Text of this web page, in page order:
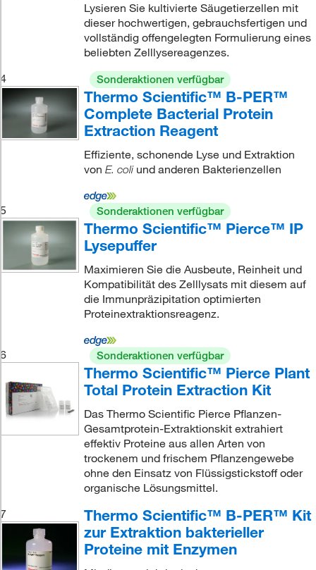
Lysieren Sie kultivierte Säugetierzellen mit
dieser hochwertigen, gebrauchsfertigen und
vollständig offengelegten Formulierung eines
beliebten Zelllysereagenzes.
4
Sonderaktionen verfügbar
Thermo Scientific™ B-PER™
Complete Bacterial Protein
Extraction Reagent
Effiziente, schonende Lyse und Extraktion
von E. coliund anderen Bakterienzellen
5 Sonderaktionen verfügbar
Thermo Scientific™ Pierce™ IP
Lysepuffer
Maximieren Sie die Ausbeute, Reinheit und
Kompatibilität des Zelllysats mit diesem auf
die Immunpräzipitation optimierten
Proteinextraktionsreagenz.
6 Sonderaktionen verfügbar
Thermo Scientific™ Pierce Plant
Total Protein Extraction Kit
Das Thermo Scientific Pierce Pflanzen-
Gesamtprotein-Extraktionskit extrahiert
effektiv Proteine aus allen Arten von
trockenem und frischem Pflanzengewebe
ohne den Einsatz von Flüssigstickstoff oder
organische Lösungsmittel.
7
Thermo Scientific™ B-PER™ Kit
zur Extraktion bakterieller
Proteine mit Enzymen